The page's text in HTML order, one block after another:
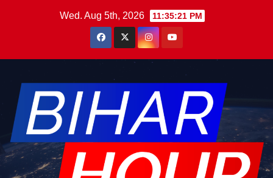
Wed. Aug 5th, 2026 11:35:23 PM